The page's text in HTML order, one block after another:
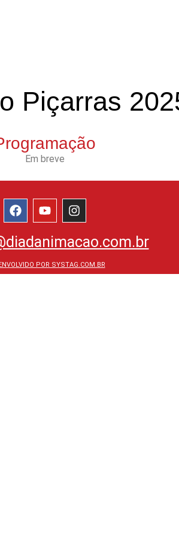
Piçarras
Em breve
POR SYSTAG.COM.BR